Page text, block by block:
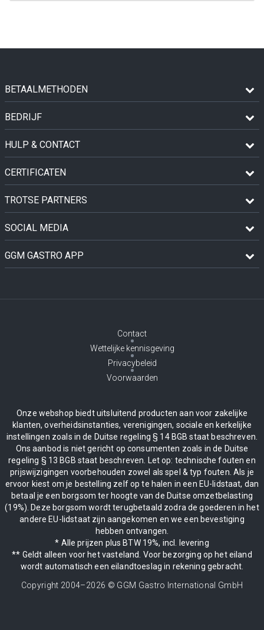
BETAALMETHODEN
BEDRIJF
HULP & CONTACT
CERTIFICATEN
TROTSE PARTNERS
SOCIAL MEDIA
GGM GASTRO APP
Contact
Wettelijke kennisgeving
Privacybeleid
Voorwaarden
Onze webshop biedt uitsluitend producten aan voor zakelijke
klanten, overheidsinstanties, verenigingen, sociale en kerkelijke
instellingen zoals in de Duitse regeling § 14 BGB staat beschreven.
Ons aanbod is niet gericht op consumenten zoals in de Duitse
regeling § 13 BGB staat beschreven. Let op: technische fouten en
prijswijzigingen voorbehouden zowel als spel & typ fouten. Als je
ervoor kiest om je bestelling zelf op te halen in een EU-lidstaat, dan
betaal je een borgsom ter hoogte van de Duitse omzetbelasting
(19%). Deze borgsom wordt terugbetaald zodra de goederen in het
andere EU-lidstaat zijn aangekomen en we een bevestiging
hebben ontvangen.
* Alle prijzen plus BTW 19%, incl. levering
** Geldt alleen voor het vasteland. Voor bezorging op het eiland
wordt automatisch een eilandtoeslag in rekening gebracht.
Copyright 2004–2026 © GGM Gastro International GmbH